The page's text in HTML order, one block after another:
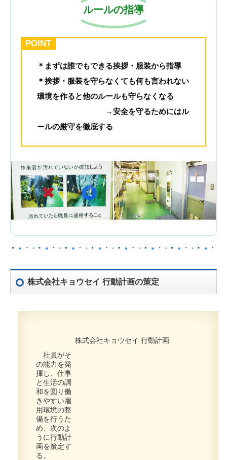
ルールの指導
POINT
＊まずは誰でもできる挨拶・服装から指導
＊挨拶・服装を守らなくても何も言われない
環境を作ると他のルールも守らなくなる
→安全を守るためにはル
ールの厳守を徹底する
株式会社キョウセイ 行動計画の策定
株式会社キョウセイ 行動計画
社員がそ
の能力を発
揮し、仕事
と生活の調
和を図り働
きやすい雇
用環境の整
備を行うた
め、次のよ
うに行動計
画を策定す
る。